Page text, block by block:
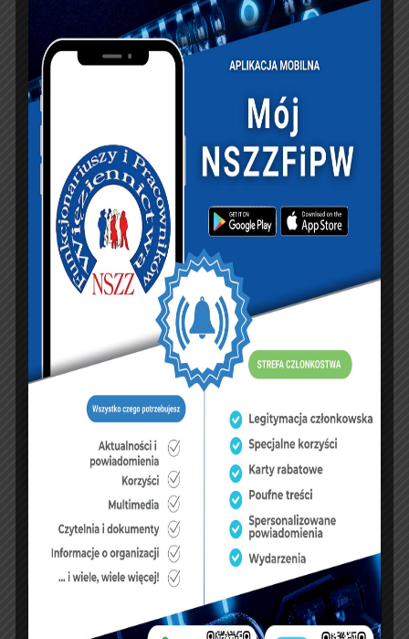
KSIĘGA GOŚCI:
Zobacz księgę
dopisz do księgi
NASZ FACEBOOK
UBEZPIECZENIA
sierpień 2026
C S N